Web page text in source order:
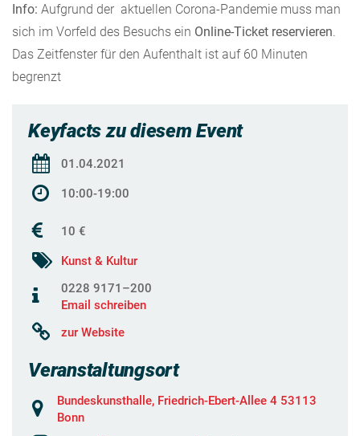
Info: Aufgrund der aktuellen Corona-Pandemie muss man
sich im Vorfeld des Besuchs ein Online-Ticket reservieren
Das Zeitfenster für den Aufenthalt ist auf 60 Minuten
begrenzt
Keyfacts zu diesem Event
01.04.2021
10:00-19:00
10 €
Kunst & Kultur
0228 9171–200
Email schreiben
zur Website
Veranstaltungsort
Bundeskunsthalle, Friedrich-Ebert-Allee 4 53113
Bonn